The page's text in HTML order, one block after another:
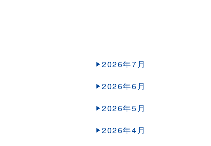
2026年7月
2026年6月
2026年5月
2026年4月